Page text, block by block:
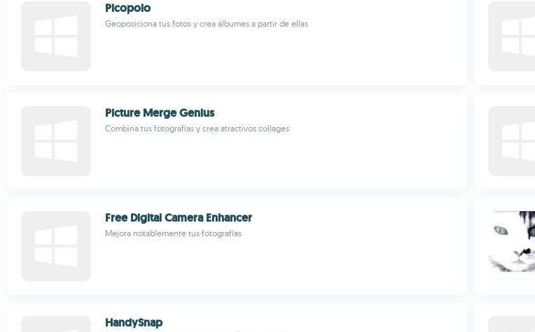
Picopolo
Geoposiciona tus fotos y crea álbumes a partir de ellas
Picture Merge Genius
Combina tus fotografías y crea atractivos collages
Free Digital Camera Enhancer
Mejora notablemente tus fotografías
HandySnap